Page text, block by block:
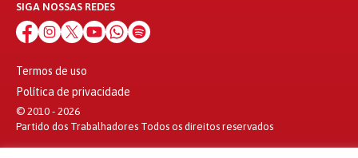
SIGA NOSSAS REDES
Termos de uso
Política de privacidade
© 2010 - 2026
Partido dos Trabalhadores Todos os direitos reservados